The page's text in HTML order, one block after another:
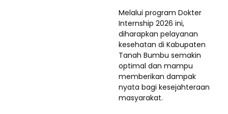
Melalui program Dokter
Internship 2026 ini,
diharapkan pelayanan
kesehatan di Kabupaten
Tanah Bumbu semakin
optimal dan mampu
memberikan dampak
nyata bagi kesejahteraan
masyarakat.